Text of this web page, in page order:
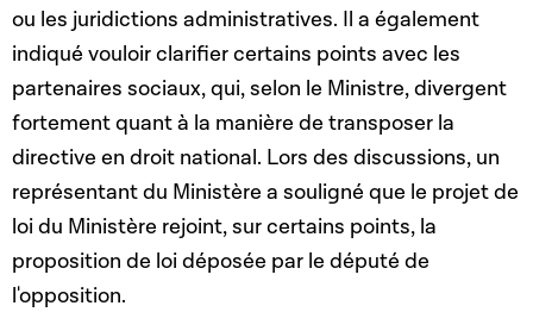
ou les juridictions administratives. Il a également
indiqué vouloir clarifier certains points avec les
partenaires sociaux, qui, selon le Ministre, divergent
fortement quant à la manière de transposer la
directive en droit national. Lors des discussions, un
représentant du Ministère a souligné que le projet de
loi du Ministère rejoint, sur certains points, la
proposition de loi déposée par le député de
l'opposition.